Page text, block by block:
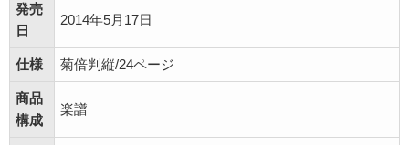
発売
日
2014年5月17日
仕様 菊倍判縦/24ページ
商品
構成
楽譜